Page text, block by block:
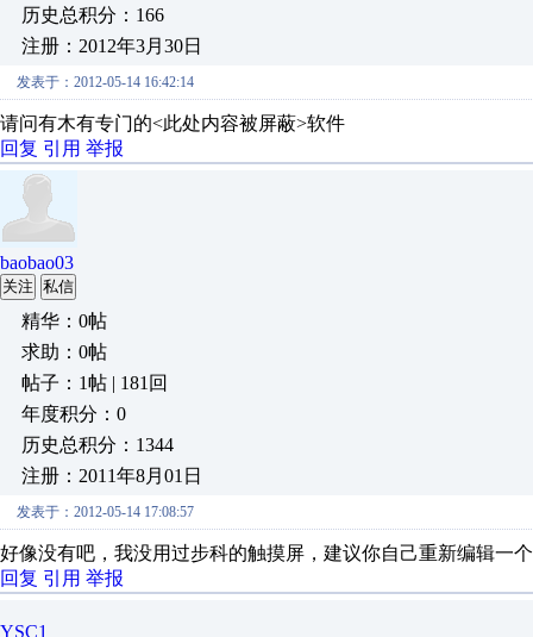
历史总积分：166
注册：2012年3月30日
发表于：2012-05-14 16:42:14
请问有木有专门的<此处内容被屏蔽>软件
回复 引用 举报
baobao03
关注 私信
精华：0帖
求助：0帖
帖子：1帖 | 181回
年度积分：0
历史总积分：1344
注册：2011年8月01日
发表于：2012-05-14 17:08:57
好像没有吧，我没用过步科的触摸屏，建议你自己重新编辑一
回复 引用 举报
YSC1